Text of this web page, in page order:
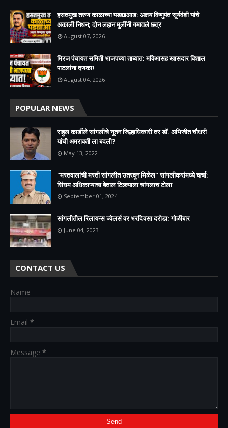
हसतमुख तरुण काळाच्या पडद्याआड: अक्षय विष्णुपंत सूर्यवंशी यांचे
अकाली निधन; दोन लहान मुलींनी गमावले छत्र
August 07, 2026
मिरज पंचायत समिती भाजपच्या ताब्यात; मविआसह खासदार विशाल
पाटलांना दणका!
August 04, 2026
POPULAR NEWS
राहुल कार्डीले सांगलीचे नूतन जिल्हाधिकारी तर डॉ. अभिजीत चौधरी
यांची अमरावती ला बदली?
May 13, 2022
"मस्तवालांची मस्ती सांगलीत उतरवून मिळेल" सांगलीकरांमध्ये चर्चा;
सिंघम अधिकाऱ्याचा बेताल टिल्ल्याला चांगलाच टोला
September 01, 2024
सांगलीतील रिलायन्स ज्वेलर्स वर भरदिवसा दरोडा; गोळीबार
June 04, 2023
CONTACT US
Name
Email *
Message *